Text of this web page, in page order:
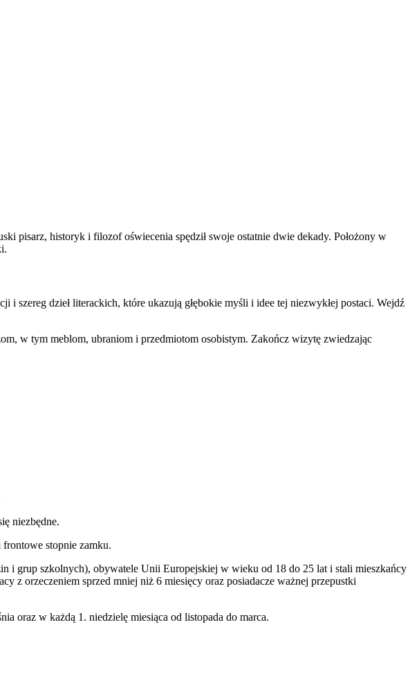
pisarz, historyk i filozof oświecenia spędził swoje ostatnie dwie dekady. Położony w
szereg dzieł literackich, które ukazują głębokie myśli i idee tej niezwykłej postaci. Wejdź
w tym meblom, ubraniom i przedmiotom osobistym. Zakończ wizytę zwiedzając
niezbędne.
stopnie zamku.
i grup szkolnych), obywatele Unii Europejskiej w wieku od 18 do 25 lat i stali mieszkańcy
z orzeczeniem sprzed mniej niż 6 miesięcy oraz posiadacze ważnej przepustki
oraz w każdą 1. niedzielę miesiąca od listopada do marca.